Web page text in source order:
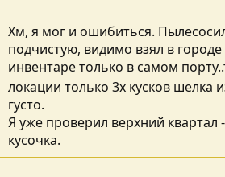
@Dioruug , нашел где, в городе, в доме
сигар и табака, прям на столе лежит.
единственный в первой главе,
надеюсь на инфу о порте)
Хм, я мог и ошибиться.
подчистую, видимо взял в
инвентаре только в самом
локации только 3х кусков шелка
густо.
Я уже проверил верхний квартал
кусочка.